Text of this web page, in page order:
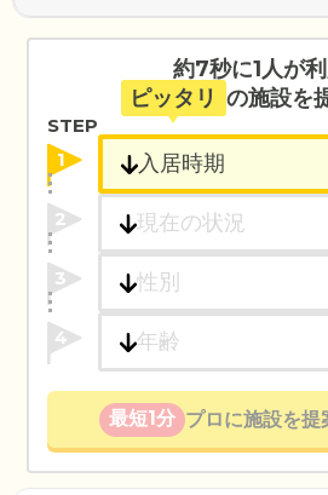
約7秒に1人が利
ピッタリ の施設を
STEP
1
2
3
4
最短1分 プロに施設を提